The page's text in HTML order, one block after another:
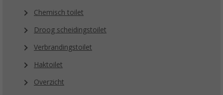
Chemisch toilet
Droog scheidingstoilet
Verbrandingstoilet
Haktoilet
Overzicht